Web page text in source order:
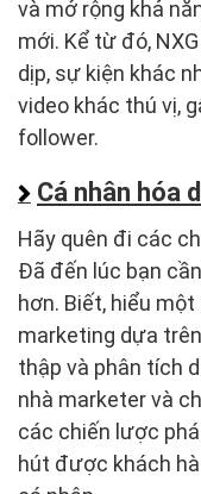
và mở rộng khả
mới. Kể từ đó,
dịp, sự kiện khác
video khác thú vị,
follower.
Cá nhân hóa
Hãy quên đi các
Đã đến lúc bạn
hơn. Biết, hiểu
marketing dựa
thập và phân tích
nhà marketer và
các chiến lược
hút được khách